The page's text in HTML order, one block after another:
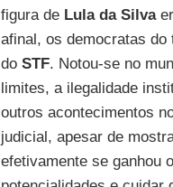
figura de Lula da Silva
afinal, os democratas do
do STF. Notou-se no
limites, a ilegalidade
outros acontecimentos
judicial, apesar de
efetivamente se ganhou